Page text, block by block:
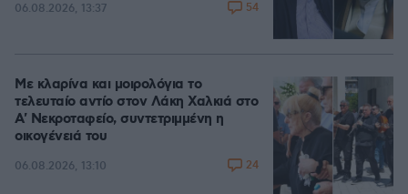
06.08.2026, 13:37 54
Με κλαρίνα και μοιρολόγια το
τελευταίο αντίο στον Λάκη Χαλκιά στο
A' Νεκροταφείο, συντετριμμένη η
οικογένειά του
06.08.2026, 13:10 24